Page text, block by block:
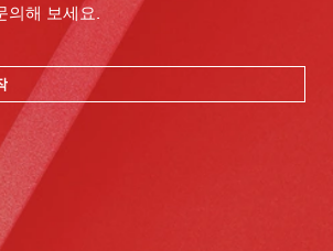
해 보세요.